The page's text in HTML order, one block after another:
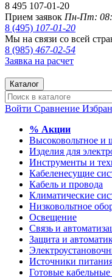
8 495 107-01-20
Прием заявок Пн-Пт:
8 (495) 107-01-20
Мы на связи со всей
8 (985) 467-02-54
Заявка на расчет
Каталог
Войти Сравнение
% Акции
Высоковольтное и
Изделия для
Инструменты и
Кабеленесущие
Кабель и провода
Климатические
Низковольтное
Освещение
Связь и
Защита и
Источники
Готовые